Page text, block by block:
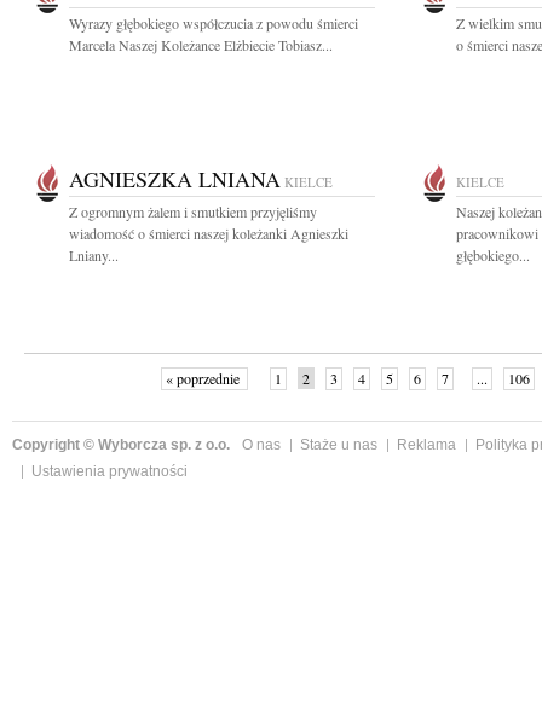
Wyrazy głębokiego współczucia z powodu śmierci
Marcela Naszej Koleżance Elżbiecie Tobiasz...
Z wielkim
o śmierci
AGNIESZKA LNIANA KIELCE
Z ogromnym żalem i smutkiem przyjęliśmy
wiadomość o śmierci naszej koleżanki Agnieszki
Lniany...
KIELCE
Naszej
pracownikowi
głębokiego...
« poprzednie 1 2 3 4 5 6 7 ... 106
Copyright © Wyborcza sp. z o.o. O nas Staże u nas Reklama
Polityka
Ustawienia prywatności